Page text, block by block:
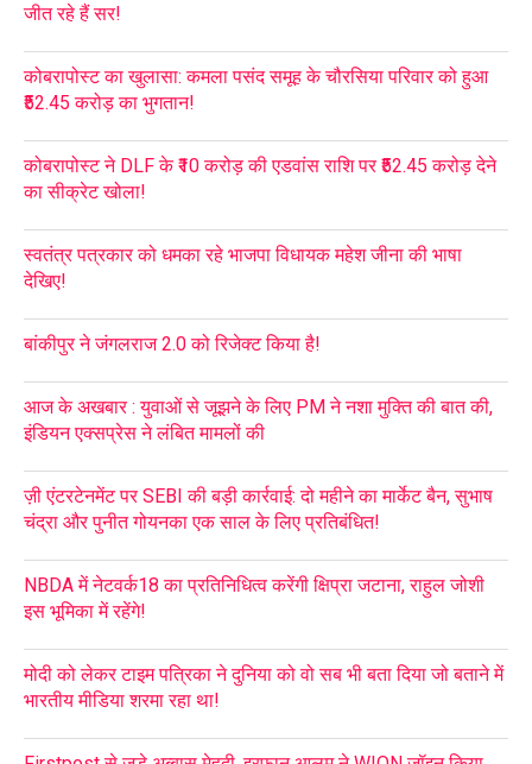
जीत रहे हैं सर!
कोबरापोस्ट का खुलासा: कमला पसंद समूह के चौरसिया परिवार को हुआ
₹52.45 करोड़ का भुगतान!
कोबरापोस्ट ने DLF के ₹10 करोड़ की एडवांस राशि पर ₹52.45 करोड़ देने
का सीक्रेट खोला!
स्वतंत्र पत्रकार को धमका रहे भाजपा विधायक महेश जीना की भाषा
देखिए!
बांकीपुर ने जंगलराज 2.0 को रिजेक्ट किया है!
आज के अखबार : युवाओं से जूझने के लिए PM ने नशा मुक्ति की बात की,
इंडियन एक्सप्रेस ने लंबित मामलों की
ज़ी एंटरटेनमेंट पर SEBI की बड़ी कार्रवाई: दो महीने का मार्केट बैन, सुभाष
चंद्रा और पुनीत गोयनका एक साल के लिए प्रतिबंधित!
NBDA में नेटवर्क18 का प्रतिनिधित्व करेंगी क्षिप्रा जटाना, राहुल जोशी
इस भूमिका में रहेंगे!
मोदी को लेकर टाइम पत्रिका ने दुनिया को वो सब भी बता दिया जो बताने में
भारतीय मीडिया शरमा रहा था!